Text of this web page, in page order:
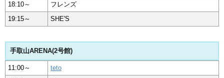
18:10～
フレンズ
19:15～
SHE'S
手取山ARENA(2号館)
11:00～
teto